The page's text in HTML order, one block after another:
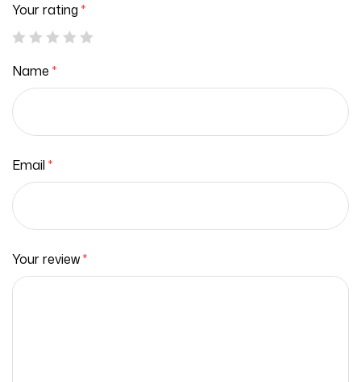
Your rating *
Your review*
Name *
Email *